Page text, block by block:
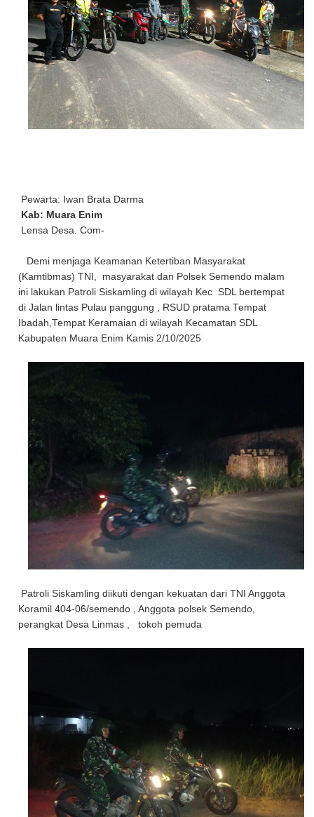
Pewarta: Iwan Brata Darma
Kab: Muara Enim
Lensa Desa. Com-
Demi menjaga Keamanan Ketertiban Masyarakat
(Kamtibmas) TNI, masyarakat dan Polsek Semendo malam
ini lakukan Patroli Siskamling di wilayah Kec SDL bertempat
di Jalan lintas Pulau panggung , RSUD pratama Tempat
Ibadah,Tempat Keramaian di wilayah Kecamatan SDL
Kabupaten Muara Enim Kamis 2/10/2025
Patroli Siskamling diikuti dengan kekuatan dari TNI Anggota
Koramil 404-06/semendo , Anggota polsek Semendo,
perangkat Desa Linmas , tokoh pemuda